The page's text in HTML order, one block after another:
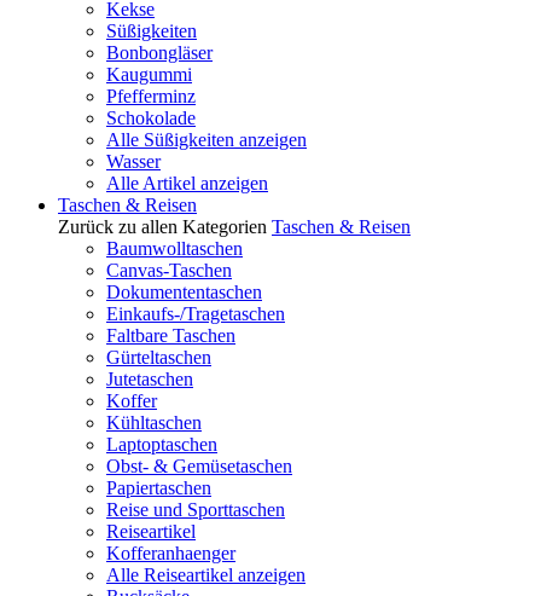
Kekse
Süßigkeiten
Bonbongläser
Kaugummi
Pfefferminz
Schokolade
Alle Süßigkeiten anzeigen
Wasser
Alle Artikel anzeigen
Taschen & Reisen
Zurück zu allen Kategorien Taschen & Reisen
Baumwolltaschen
Canvas-Taschen
Dokumententaschen
Einkaufs-/Tragetaschen
Faltbare Taschen
Gürteltaschen
Jutetaschen
Koffer
Kühltaschen
Laptoptaschen
Obst- & Gemüsetaschen
Papiertaschen
Reise und Sporttaschen
Reiseartikel
Kofferanhaenger
Alle Reiseartikel anzeigen